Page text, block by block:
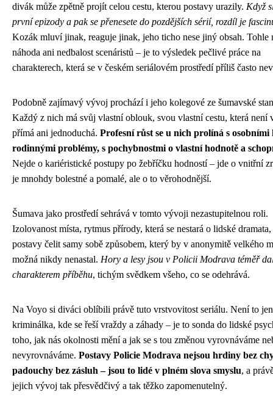
divák může zpětně projít celou cestu, kterou postavy urazily. Když
první epizody a pak se přenesete do pozdějších sérií, rozdíl je
Kozák mluví jinak, reaguje jinak, jeho ticho nese jiný obsah. Tohle
náhoda ani nedbalost scenáristů – je to výsledek pečlivé práce na
charakterech, která se v českém seriálovém prostředí příliš často
Podobně zajímavý vývoj prochází i jeho kolegové ze šumavské
Každý z nich má svůj vlastní oblouk, svou vlastní cestu, která není
přímá ani jednoduchá. Profesní růst se u nich prolíná s osobními
rodinnými problémy, s pochybnostmi o vlastní hodnotě a
Nejde o kariéristické postupy po žebříčku hodností – jde o vnitřní
je mnohdy bolestné a pomalé, ale o to věrohodnější.
Šumava jako prostředí sehrává v tomto vývoji nezastupitelnou roli.
Izolovanost místa, rytmus přírody, která se nestará o lidské
postavy čelit samy sobě způsobem, který by v anonymitě velkého
možná nikdy nenastal. Hory a lesy jsou v Policii Modrava téměř
charakterem příběhu, tichým svědkem všeho, co se odehrává.
Na Voyo si diváci oblíbili právě tuto vrstvovitost seriálu. Není to jen
kriminálka, kde se řeší vraždy a záhady – je to sonda do lidské
toho, jak nás okolnosti mění a jak se s tou změnou vyrovnáváme
nevyrovnáváme. Postavy Policie Modrava nejsou hrdiny bez
padouchy bez zásluh – jsou to lidé v plném slova smyslu, a
jejich vývoj tak přesvědčivý a tak těžko zapomenutelný.